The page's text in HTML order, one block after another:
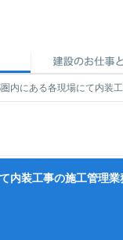
圏内にある各現場にて内
内装工事の施工管理